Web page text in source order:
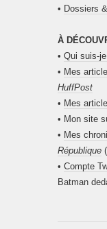
• Dossiers
À
• Qui suis-
• Mes
HuffPost
• Mes
• Mon site
• Mes
République
• Compte
Batman